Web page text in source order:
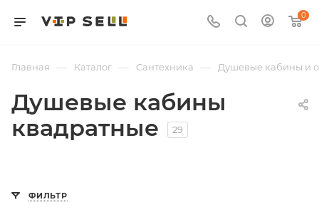
0
Главная — Каталог — Сантехника — Душевые кабины и
Душевые кабины
квадратные
29
ФИЛЬТР